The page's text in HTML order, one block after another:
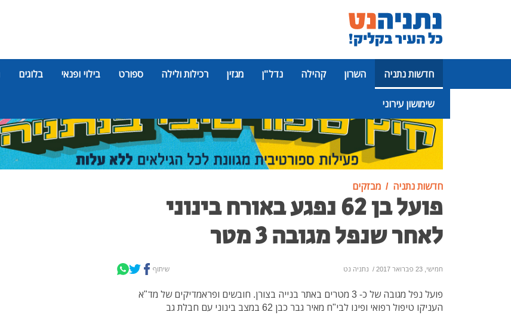
חדשות נתניה השרון קהילה נדל"ן מגזין רכילות ולילה ספורט בילוי ופנאי בלוגים
שימושון עירוני
פרסומת
חדשות נתניה מבזקים
פועל בן 62 נפגע באורח בינוני
לאחר שנפל מגובה 3 מטר
חמישי, 23 פברואר 2017 / נתניה נט שיתוף
פועל נפל מגובה של כ- 3 מטרים באתר בנייה בצורן. חובשים ופראמדיקים של מד"א
העניקו טיפול רפואי ופינו לבי"ח מאיר גבר כבן 62 במצב בינוני עם חבלת גב